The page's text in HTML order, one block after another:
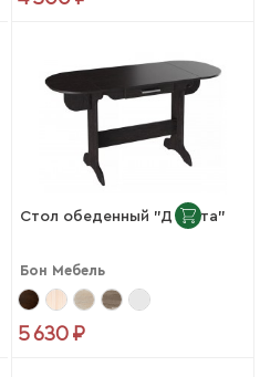
Стол обеденный "Дакота"
Бон Мебель
5 630 ₽